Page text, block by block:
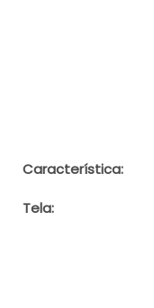
Característica:
Tela: